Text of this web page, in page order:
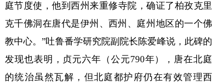
庭节度使，他到西州来重修寺院，确证了柏孜克里
克千佛洞在唐代是伊州、西州、庭州‌地区的一个佛
教中心。”吐鲁番学研究院副院长陈爱峰说，此碑的
发现也表明，贞元六年（公元790年），唐在北庭
的统治虽然瓦解，但北庭都护府仍在有效管理西